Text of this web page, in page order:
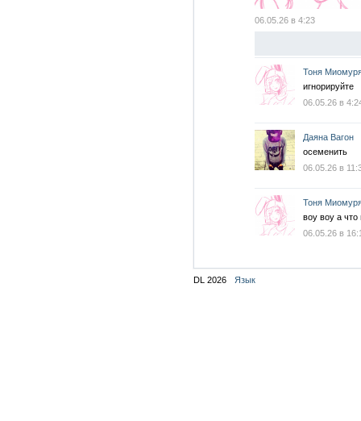
06.05.26 в 4:23
Тоня
игнорируйте
06.05.26 в
Даяна Вагон
осеменить
06.05.26 в
Тоня
воу воу а что
06.05.26 в
DL 2026 Язык